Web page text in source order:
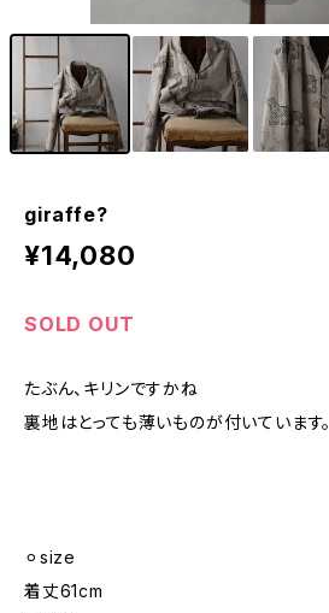
giraffe?
¥14,080
SOLD OUT
たぶん、キリンですかね
裏地はとっても薄いものが付いています。
⚪︎size
着丈61cm